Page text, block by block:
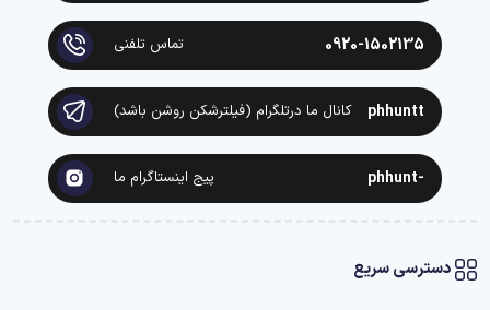
0920-1502135 تماس تلفنی
phhuntt کانال ما درتلگرام (فیلترشکن روشن باشد)
-phhunt پیج اینستاگرام ما
دسترسی سریع